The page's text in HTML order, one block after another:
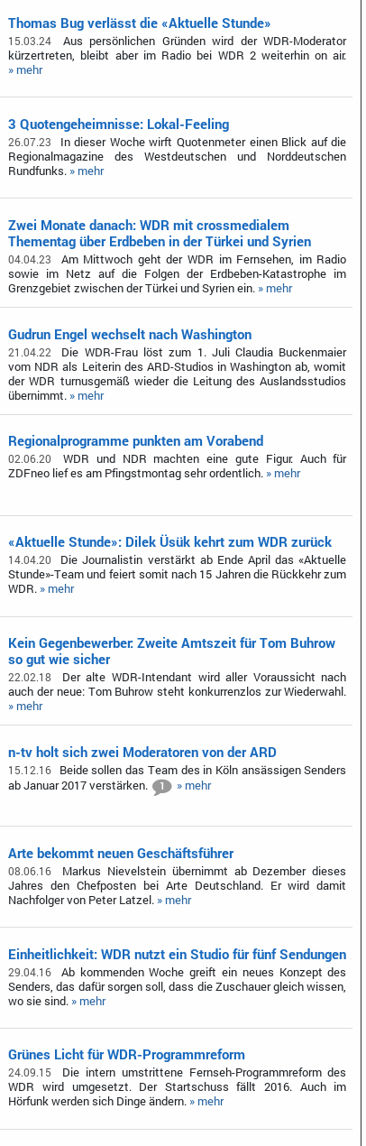
Thomas Bug verlässt die «Aktuelle Stunde»
15.03.24
Aus persönlichen Gründen wird der WDR-Moderator
kürzertreten, bleibt aber im Radio bei WDR 2 weiterhin on air.
» mehr
3 Quotengeheimnisse: Lokal-Feeling
26.07.23
In dieser Woche wirft Quotenmeter einen Blick auf die
Regionalmagazine des Westdeutschen und Norddeutschen
Rundfunks. » mehr
Zwei Monate danach: WDR mit crossmedialem
Thementag über Erdbeben in der Türkei und Syrien
04.04.23
Am Mittwoch geht der WDR im Fernsehen, im Radio
sowie im Netz auf die Folgen der Erdbeben-Katastrophe im
Grenzgebiet zwischen der Türkei und Syrien ein. » mehr
Gudrun Engel wechselt nach Washington
21.04.22
Die WDR-Frau löst zum 1. Juli Claudia Buckenmaier
vom NDR als Leiterin des ARD-Studios in Washington ab, womit
der WDR turnusgemäß wieder die Leitung des Auslandsstudios
übernimmt. » mehr
Regionalprogramme punkten am Vorabend
02.06.20
WDR und NDR machten eine gute Figur. Auch für
ZDFneo lief es am Pfingstmontag sehr ordentlich. » mehr
«Aktuelle Stunde»: Dilek Üsük kehrt zum WDR zurück
14.04.20
Die Journalistin verstärkt ab Ende April das «Aktuelle
Stunde»-Team und feiert somit nach 15 Jahren die Rückkehr zum
WDR. » mehr
Kein Gegenbewerber: Zweite Amtszeit für Tom Buhrow
so gut wie sicher
22.02.18
Der alte WDR-Intendant wird aller Voraussicht nach
auch der neue: Tom Buhrow steht konkurrenzlos zur Wiederwahl.
» mehr
n-tv holt sich zwei Moderatoren von der ARD
15.12.16
Beide sollen das Team des in Köln ansässigen Senders
ab Januar 2017 verstärken.
1 » mehr
Arte bekommt neuen Geschäftsführer
08.06.16
Markus Nievelstein übernimmt ab Dezember dieses
Jahres den Chefposten bei Arte Deutschland. Er wird damit
Nachfolger von Peter Latzel. » mehr
Einheitlichkeit: WDR nutzt ein Studio für fünf Sendungen
29.04.16
Ab kommenden Woche greift ein neues Konzept des
Senders, das dafür sorgen soll, dass die Zuschauer gleich wissen,
wo sie sind. » mehr
Grünes Licht für WDR-Programmreform
24.09.15
Die intern umstrittene Fernseh-Programmreform des
WDR wird umgesetzt. Der Startschuss fällt 2016. Auch im
Hörfunk werden sich Dinge ändern. » mehr